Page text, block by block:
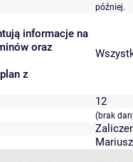
później.
informacje na
oraz
z
12
(brak